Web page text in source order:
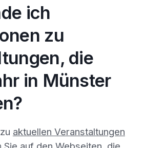
ich
zu
die
in Münster
aktuellen Veranstaltungen